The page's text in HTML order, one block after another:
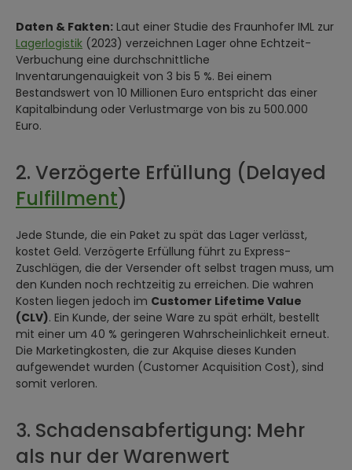
Daten & Fakten: Laut einer Studie des Fraunhofer IML zur
Lagerlogistik (2023) verzeichnen Lager ohne Echtzeit-
Verbuchung eine durchschnittliche
Inventarungenauigkeit von 3 bis 5 %. Bei einem
Bestandswert von 10 Millionen Euro entspricht das einer
Kapitalbindung oder Verlustmarge von bis zu 500.000
Euro.
2. Verzögerte Erfüllung (Delayed
Fulfillment)
Jede Stunde, die ein Paket zu spät das Lager verlässt,
kostet Geld. Verzögerte Erfüllung führt zu Express-
Zuschlägen, die der Versender oft selbst tragen muss, um
den Kunden noch rechtzeitig zu erreichen. Die wahren
Kosten liegen jedoch im Customer Lifetime Value
(CLV). Ein Kunde, der seine Ware zu spät erhält, bestellt
mit einer um 40 % geringeren Wahrscheinlichkeit erneut.
Die Marketingkosten, die zur Akquise dieses Kunden
aufgewendet wurden (Customer Acquisition Cost), sind
somit verloren.
3. Schadensabfertigung: Mehr
als nur der Warenwert